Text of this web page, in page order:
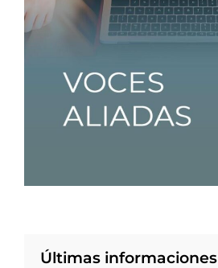
Últimas informaciones